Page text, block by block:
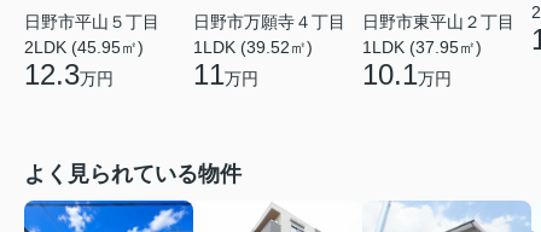
日野市平山５丁目
2LDK (45.95㎡)
12.3万円
日野市万願寺４丁目
1LDK (39.52㎡)
11万円
日野市東平山２丁目
1LDK (37.95㎡)
10.1万円
よく見られている物件